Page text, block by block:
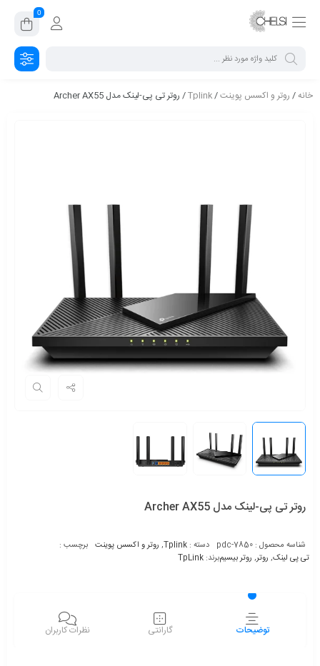
0
خانه/ روتر و اکسس پوینت/
Tplink/ روتر تی پی-لینک مدل Archer AX55
روتر تی پی-لینک مدل Archer AX55
شناسه محصول : pdc-7850 دسته : Tplink
, روتر و اکسس پوینت برچسب :
تی پی لینک, روتر, روتر بیسیمبرند: TpLink
توضیحات گارانتی نظرات کاربران